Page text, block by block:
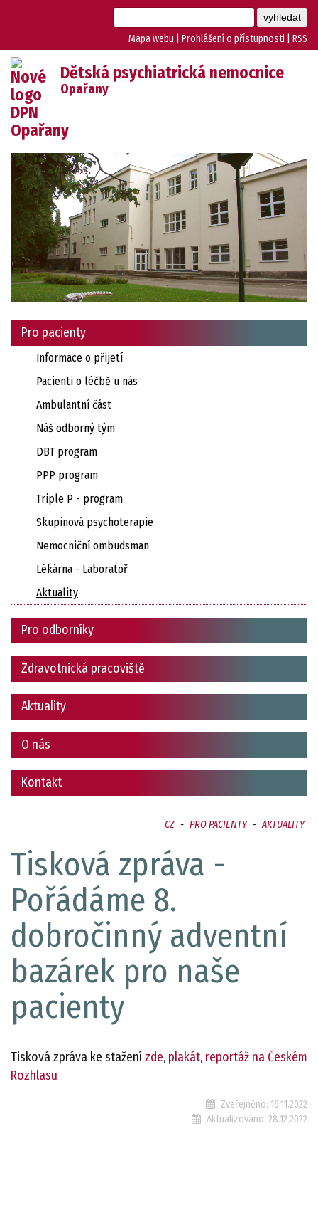
Mapa webu Prohlášení o přístupnosti RSS
Dětská psychiatrická nemocnice
Opařany
Pro pacienty
Informace o přijetí
Pacienti o léčbě u nás
Ambulantní část
Náš odborný tým
DBT program
PPP program
Triple P - program
Skupinová psychoterapie
Nemocniční ombudsman
Lékárna - Laboratoř
Aktuality
Pro odborníky
Zdravotnická pracoviště
Aktuality
O nás
Kontakt
CZ - PRO PACIENTY - AKTUALITY
Tisková zpráva -
Pořádáme 8.
dobročinný adventní
bazárek pro naše
pacienty
Tisková zpráva ke stažení zde, plakát, reportáž na Českém
Rozhlasu
Zveřejněno: 16.11.2022
Aktualizováno: 28.12.2022